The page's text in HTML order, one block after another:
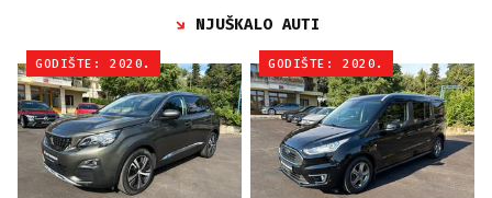
NJUŠKALO AUTI
GODIŠTE: 2020. GODIŠTE: 2020.